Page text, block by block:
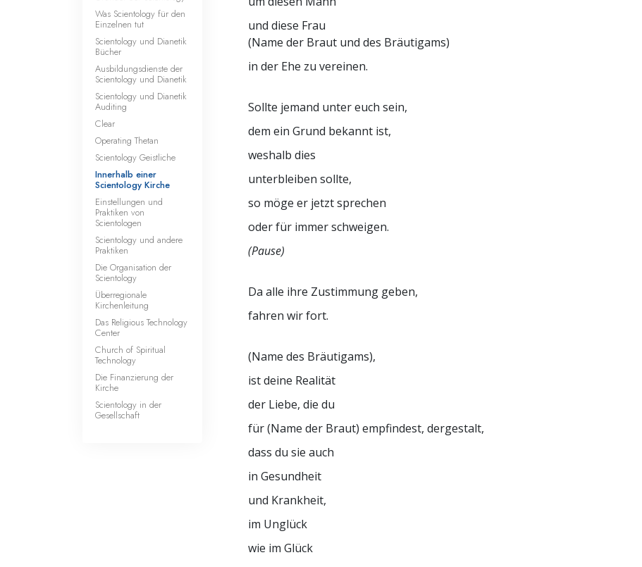
und diese Frau
(Name der Braut und des Bräutigams)
in der Ehe zu vereinen.
Sollte jemand unter euch sein,
dem ein Grund bekannt ist,
weshalb dies
unterbleiben sollte,
so möge er jetzt sprechen
oder für immer schweigen.
(Pause)
Da alle ihre Zustimmung geben,
fahren wir fort.
(Name des Bräutigams),
ist deine Realität
der Liebe, die du
für (Name der Braut) empfindest, dergestalt,
dass du sie auch
in Gesundheit
und Krankheit,
im Unglück
wie im Glück
Was Scientology für den
Einzelnen tut
Scientology und Dianetik
Bücher
Ausbildungsdienste der
Scientology und Dianetik
Scientology und Dianetik
Auditing
Clear
Operating Thetan
Scientology Geistliche
Innerhalb einer
Scientology Kirche
Einstellungen und
Praktiken von
Scientologen
Scientology und andere
Praktiken
Die Organisation der
Scientology
Überregionale
Kirchenleitung
Das Religious Technology
Center
Church of Spiritual
Technology
Die Finanzierung der
Kirche
Scientology in der
Gesellschaft